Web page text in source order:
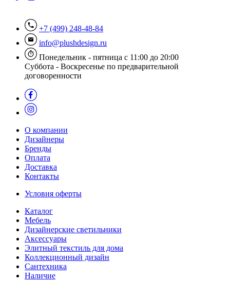
+7 (499) 248-48-84
info@plushdesign.ru
Понедельник - пятница с 11:00 до 20:00
Суббота - Воскресенье по предварительной
договоренности
О компании
Дизайнеры
Бренды
Оплата
Доставка
Контакты
Условия оферты
Каталог
Мебель
Дизайнерские светильники
Аксессуары
Элитный текстиль для дома
Коллекционный дизайн
Сантехника
Наличие